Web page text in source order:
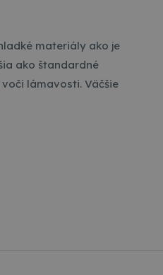
materiály ako je
ako štandardné
lámavosti. Väčšie